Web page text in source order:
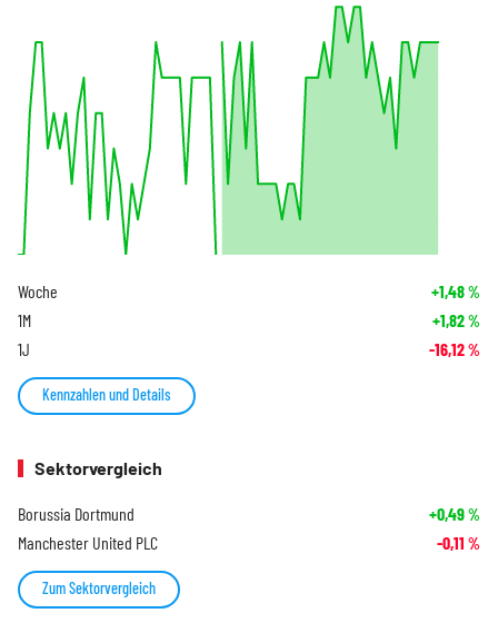
Woche +1,48%
1M +1,82%
1J -16,12%
Kennzahlen und Details
Sektorvergleich
Borussia Dortmund +0,49%
Manchester United PLC -0,11 %
Zum Sektorvergleich